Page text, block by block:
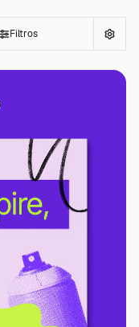
Filtros